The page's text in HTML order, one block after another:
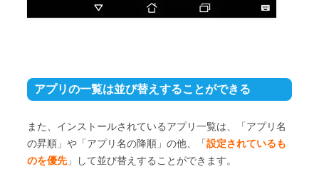
アプリの一覧は並び替えすることができる
また、インストールされているアプリ一覧は、「アプリ名
の昇順」や「アプリ名の降順」の他、「設定されているも
のを優先」して並び替えすることができます。